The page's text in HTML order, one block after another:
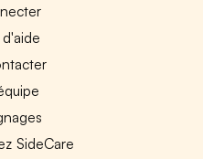
SideCare